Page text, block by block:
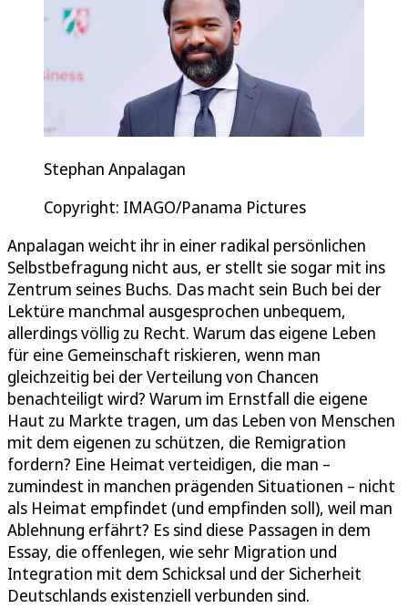
Stephan Anpalagan
Copyright: IMAGO/Panama Pictures
Anpalagan weicht ihr in einer radikal persönlichen
Selbstbefragung nicht aus, er stellt sie sogar mit ins
Zentrum seines Buchs. Das macht sein Buch bei der
Lektüre manchmal ausgesprochen unbequem,
allerdings völlig zu Recht. Warum das eigene Leben
für eine Gemeinschaft riskieren, wenn man
gleichzeitig bei der Verteilung von Chancen
benachteiligt wird? Warum im Ernstfall die eigene
Haut zu Markte tragen, um das Leben von Menschen
mit dem eigenen zu schützen, die Remigration
fordern? Eine Heimat verteidigen, die man –
zumindest in manchen prägenden Situationen – nicht
als Heimat empfindet (und empfinden soll), weil man
Ablehnung erfährt? Es sind diese Passagen in dem
Essay, die offenlegen, wie sehr Migration und
Integration mit dem Schicksal und der Sicherheit
Deutschlands existenziell verbunden sind.